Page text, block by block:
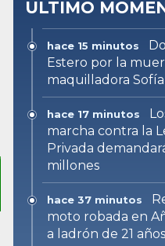
ULTIMO
hace 15 minutos
Estero por la
maquilladora
hace 17 minutos
marcha contra la
Privada
millones
hace 37 minutos
moto robada en
a ladrón de 21 años